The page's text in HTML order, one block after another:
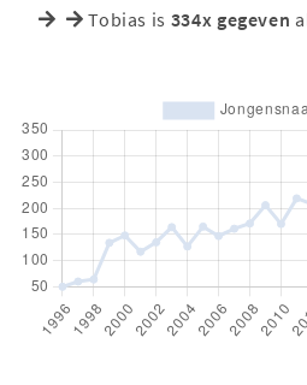
Tobias is 334x gegeven